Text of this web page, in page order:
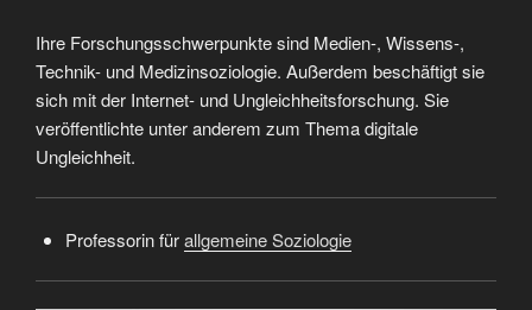
Ihre Forschungsschwerpunkte sind Medien-, Wissens-,
Technik- und Medizinsoziologie. Außerdem beschäftigt sie
sich mit der Internet- und Ungleichheitsforschung. Sie
veröffentlichte unter anderem zum Thema digitale
Ungleichheit.
Professorin fürallgemeine Soziologie